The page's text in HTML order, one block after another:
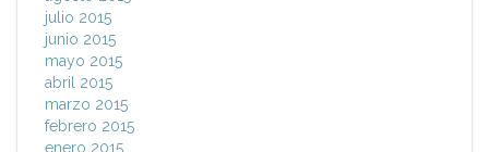
julio 2015
junio 2015
mayo 2015
abril 2015
marzo 2015
febrero 2015
enero 2015